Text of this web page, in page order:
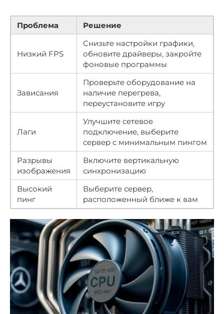
Проблема Решение
Низкий FPS
Снизьте настройки графики,
обновите драйверы, закройте
фоновые программы
Зависания
Проверьте оборудование на
наличие перегрева,
переустановите игру
Лаги
Улучшите сетевое
подключение, выберите
сервер с минимальным пингом
Разрывы
изображения
Включите вертикальную
синхронизацию
Высокий
пинг
Выберите сервер,
расположенный ближе к вам